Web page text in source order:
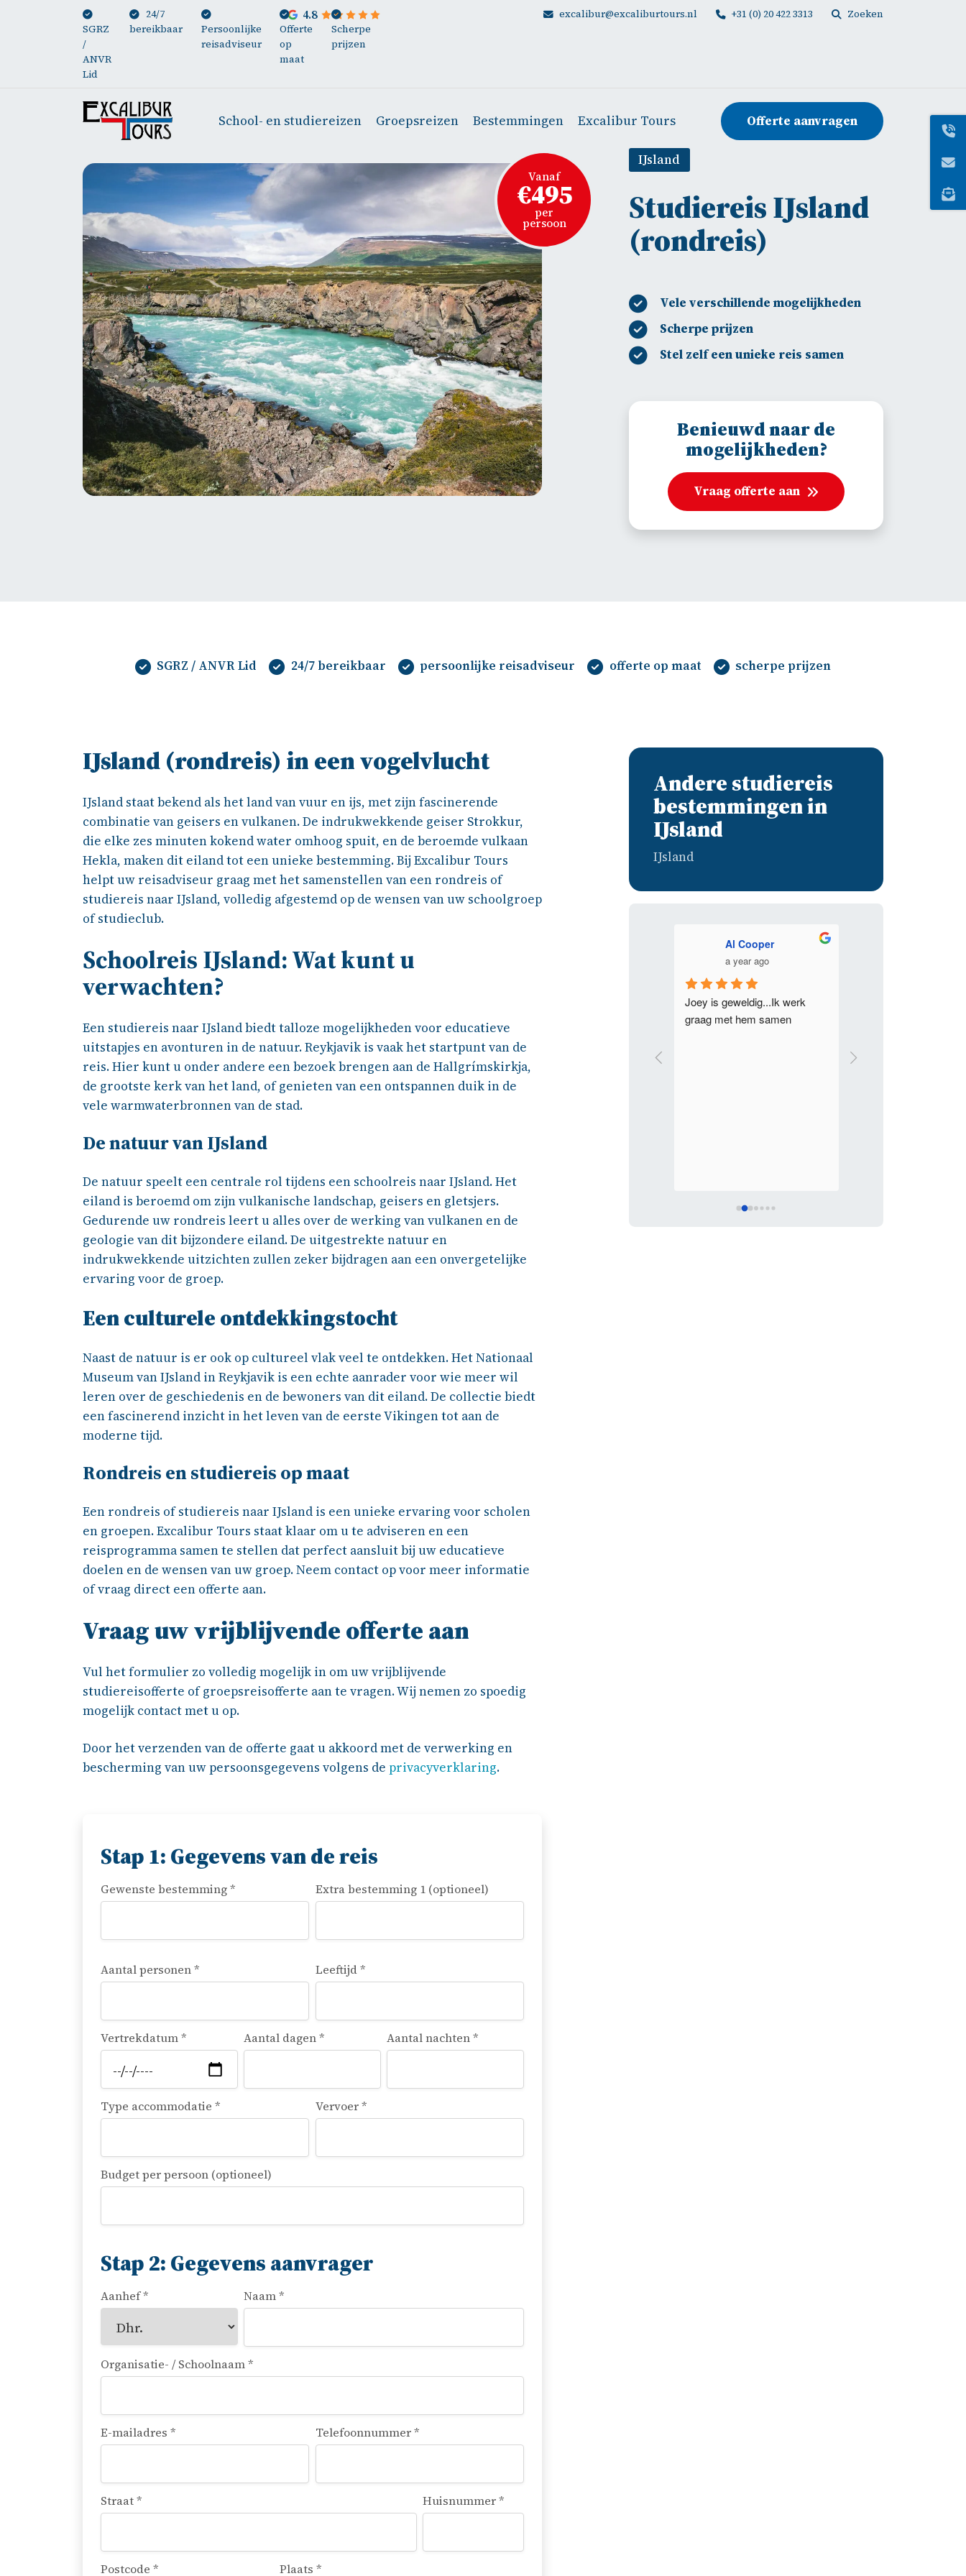
SGRZ
/
ANVR
Lid
24/7
bereikbaar
Persoonlijke
reisadviseur
Offerte
op
maat
Scherpe
prijzen
4.8 excalibur@excaliburtours.nl +31 (0) 20 422 3313 Zoeken
School- en studiereizen Groepsreizen Bestemmingen Excalibur Tours Offerte aanvragen
Vanaf
€495
per
persoon
IJsland
Studiereis IJsland
(rondreis)
Vele verschillende mogelijkheden
Scherpe prijzen
Stel zelf een unieke reis samen
Benieuwd naar de
mogelijkheden?
Vraag offerte aan
SGRZ / ANVR Lid 24/7 bereikbaar persoonlijke reisadviseur offerte op maat scherpe prijzen
IJsland (rondreis) in een vogelvlucht
IJsland staat bekend als het land van vuur en ijs, met zijn fascinerende
combinatie van geisers en vulkanen. De indrukwekkende geiser Strokkur,
die elke zes minuten kokend water omhoog spuit, en de beroemde vulkaan
Hekla, maken dit eiland tot een unieke bestemming. Bij Excalibur Tours
helpt uw reisadviseur graag met het samenstellen van een rondreis of
studiereis naar IJsland, volledig afgestemd op de wensen van uw schoolgroep
of studieclub.
Schoolreis IJsland: Wat kunt u
verwachten?
Een studiereis naar IJsland biedt talloze mogelijkheden voor educatieve
uitstapjes en avonturen in de natuur. Reykjavik is vaak het startpunt van de
reis. Hier kunt u onder andere een bezoek brengen aan de Hallgrímskirkja,
de grootste kerk van het land, of genieten van een ontspannen duik in de
vele warmwaterbronnen van de stad.
De natuur van IJsland
De natuur speelt een centrale rol tijdens een schoolreis naar IJsland. Het
eiland is beroemd om zijn vulkanische landschap, geisers en gletsjers.
Gedurende uw rondreis leert u alles over de werking van vulkanen en de
geologie van dit bijzondere eiland. De uitgestrekte natuur en
indrukwekkende uitzichten zullen zeker bijdragen aan een onvergetelijke
ervaring voor de groep.
Een culturele ontdekkingstocht
Naast de natuur is er ook op cultureel vlak veel te ontdekken. Het Nationaal
Museum van IJsland in Reykjavik is een echte aanrader voor wie meer wil
leren over de geschiedenis en de bewoners van dit eiland. De collectie biedt
een fascinerend inzicht in het leven van de eerste Vikingen tot aan de
moderne tijd.
Rondreis en studiereis op maat
Een rondreis of studiereis naar IJsland is een unieke ervaring voor scholen
en groepen. Excalibur Tours staat klaar om u te adviseren en een
reisprogramma samen te stellen dat perfect aansluit bij uw educatieve
doelen en de wensen van uw groep. Neem contact op voor meer informatie
of vraag direct een offerte aan.
Vraag uw vrijblijvende offerte aan
Vul het formulier zo volledig mogelijk in om uw vrijblijvende
studiereisofferte of groepsreisofferte aan te vragen. Wij nemen zo spoedig
mogelijk contact met u op.
Door het verzenden van de offerte gaat u akkoord met de verwerking en
bescherming van uw persoonsgegevens volgens de privacyverklaring.
Stap 1: Gegevens van de reis
Gewenste bestemming * Extra bestemming 1 (optioneel)
Aantal personen * Leeftijd *
Vertrekdatum * Aantal dagen * Aantal nachten *
Type accommodatie * Vervoer *
Budget per persoon (optioneel)
Stap 2: Gegevens aanvrager
Aanhef * Naam *
Organisatie- / Schoolnaam *
E-mailadres * Telefoonnummer *
Straat * Huisnummer *
Postcode * Plaats *
Andere studiereis
bestemmingen in
IJsland
IJsland
studenten hebben het naar
hun zin gehad!±
Al Cooper
a year ago
Joey is geweldig...Ik werk
graag met hem samen
realiseren van diverse